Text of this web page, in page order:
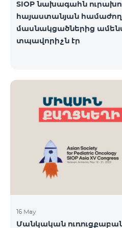
SIOP նախագահն
հայաստանյան
մասնակցածներից
տպավորիչն էր
16 May
Մանկական